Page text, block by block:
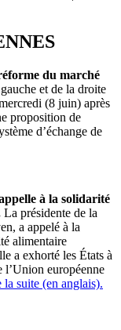
du marché
et de la droite
(8 juin) après
proposition de
d’échange de
à la solidarité
La présidente de la
a appelé à la
alimentaire
a exhorté les États à
l’Union européenne
la suite (en anglais).